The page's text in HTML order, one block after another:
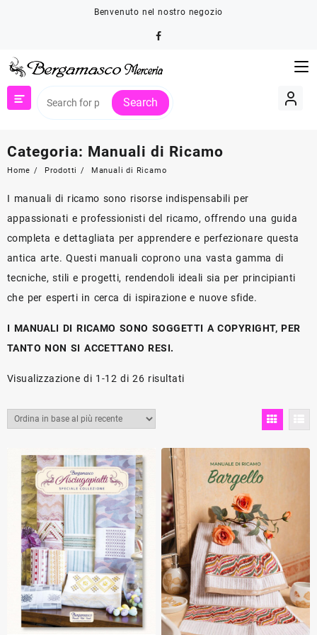
Benvenuto nel nostro negozio
Search
Categoria: Manuali di Ricamo
Home Prodotti Manuali di Ricamo
I manuali di ricamo sono risorse indispensabili per
appassionati e professionisti del ricamo, offrendo una guida
completa e dettagliata per apprendere e perfezionare questa
antica arte. Questi manuali coprono una vasta gamma di
tecniche, stili e progetti, rendendoli ideali sia per principianti
che per esperti in cerca di ispirazione e nuove sfide.
I MANUALI DI RICAMO SONO SOGGETTI A COPYRIGHT, PER
TANTO NON SI ACCETTANO RESI.
Visualizzazione di 1-12 di 26 risultatiOrdina
più
recente